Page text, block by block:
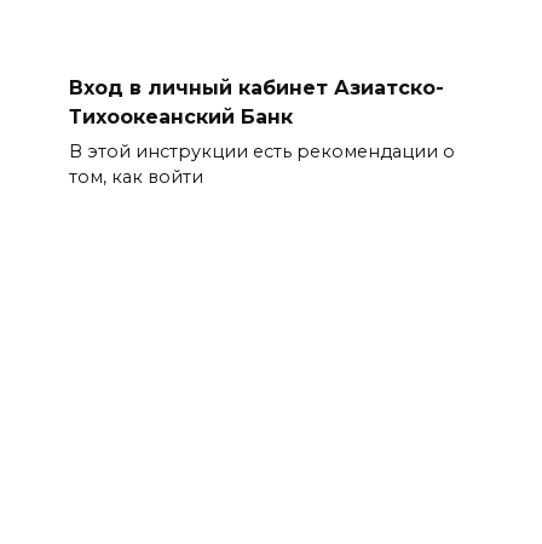
Вход в личный кабинет Азиатско-
Тихоокеанский Банк
В этой инструкции есть рекомендации о
том, как войти